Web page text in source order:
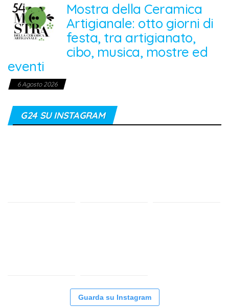
Mostra della Ceramica
Artigianale: otto giorni di
festa, tra artigianato,
cibo, musica, mostre ed
eventi
6 Agosto 2026
G24 SU INSTAGRAM
Guarda su Instagram